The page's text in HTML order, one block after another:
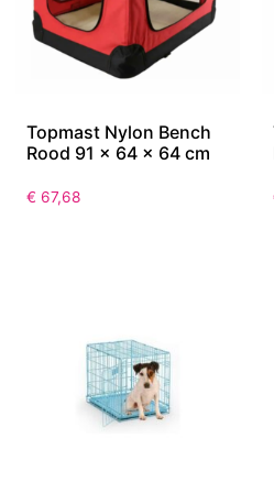
Topmast Nylon Bench
Rood 91 x 64 x 64 cm
€ 67,68